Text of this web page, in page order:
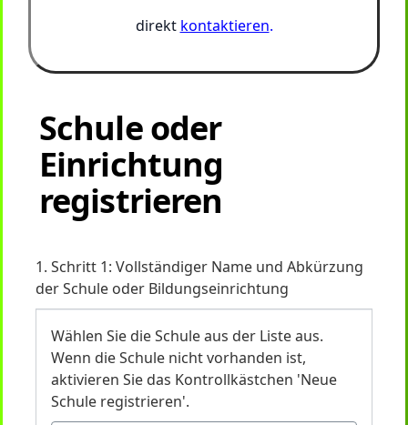
direkt kontaktieren.
Schule oder
Einrichtung
registrieren
1. Schritt 1: Vollständiger Name und Abkürzung
der Schule oder Bildungseinrichtung
Wählen Sie die Schule aus der Liste aus.
Wenn die Schule nicht vorhanden ist,
aktivieren Sie das Kontrollkästchen 'Neue
Schule registrieren'.